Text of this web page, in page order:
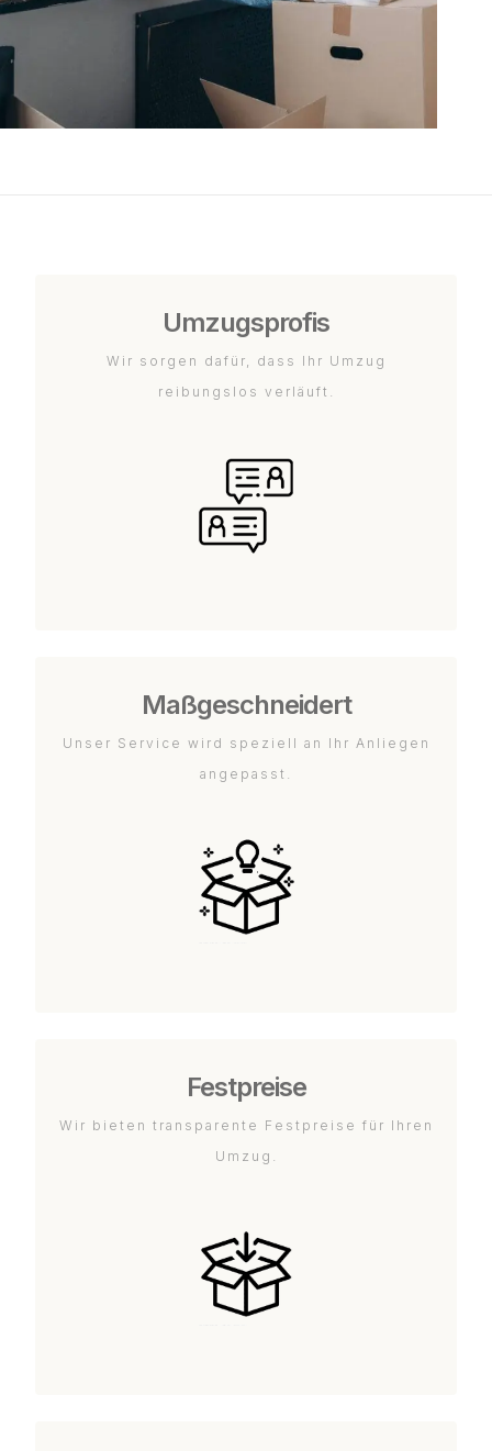
Umzugsprofis
Wir sorgen dafür, dass Ihr Umzug
reibungslos verläuft.
Maßgeschneidert
Unser Service wird speziell an Ihr Anliegen
angepasst.
Festpreise
Wir bieten transparente Festpreise für Ihren
Umzug.